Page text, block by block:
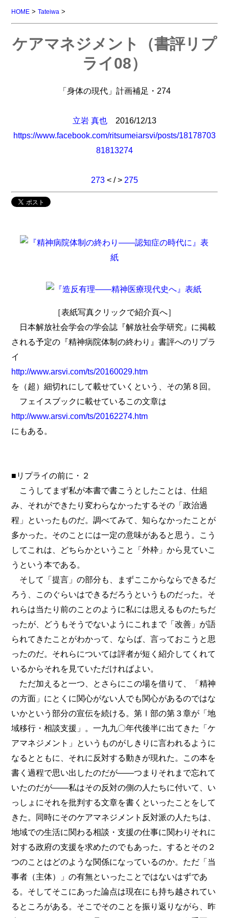
HOME >Tateiwa >
ケアマネジメント（書評リプ
ライ08）
「身体の現代」計画補足・274
立岩 真也 2016/12/13
https://www.facebook.com/ritsumeiarsvi/posts/18178703
81813274
273 < / > 275
［表紙写真クリックで紹介頁へ］
日本解放社会学会の学会誌『解放社会学研究』に掲載
される予定の『精神病院体制の終わり』書評へのリプラ
イ
http://www.arsvi.com/ts/20160029.htm
を（超）細切れにして載せていくという、その第８回。
フェイスブックに載せているこの文章は
http://www.arsvi.com/ts/20162274.htm
にもある。
■リプライの前に・２
こうしてまず私が本書で書こうとしたことは、仕組
み、それができたり変わらなかったするその「政治過
程」といったものだ。調べてみて、知らなかったことが
多かった。そのことには一定の意味があると思う。こう
してこれは、どちらかということ「外枠」から見ていこ
うという本である。
そして「提言」の部分も、まずここからならできるだ
ろう、このぐらいはできるだろうというものだった。そ
れらは当たり前のことのように私には思えるものたちだ
ったが、どうもそうでないようにこれまで「改善」が語
られてきたことがわかって、ならば、言っておこうと思
ったのだ。それらについては評者が短く紹介してくれて
いるからそれを見ていただければよい。
ただ加えると一つ、とさらにこの場を借りて、「精神
の方面」にとくに関心がない人でも関心があるのではな
いかという部分の宣伝を続ける。第Ⅰ部の第３章が「地
域移行・相談支援」。一九九〇年代後半に出てきた「ケ
アマネジメント」というものがしきりに言われるように
なるとともに、それに反対する動きが現れた。この本を
書く過程で思い出したのだが――つまりそれまで忘れて
いたのだが――私はその反対の側の人たちに付いて、い
っしょにそれを批判する文章を書くといったことをして
きた。同時にそのケアマネジメント反対派の人たちは、
地域での生活に関わる相談・支援の仕事に関わりそれに
対する政府の支援を求めたのでもあった。するとその２
つのことはどのような関係になっているのか。ただ「当
事者（主体）」の有無といったことではないはずであ
る。そしてそこにあった論点は現在にも持ち越されてい
るところがある。そこでそのことを振り返りながら、昨